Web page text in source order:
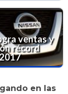
ventas y
récord
en las